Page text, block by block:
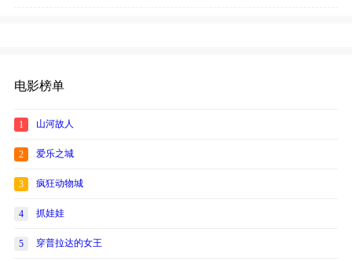
电影榜单
1 山河故人
2 爱乐之城
3 疯狂动物城
4 抓娃娃
5 穿普拉达的女王